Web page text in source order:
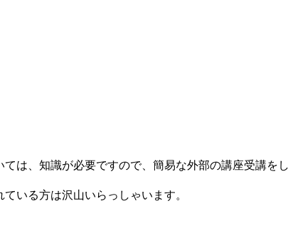
は、知識が必要ですので、簡易な外部の講座受講を
いる方は沢山いらっしゃいます。